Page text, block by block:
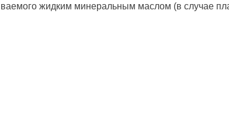
жидким минеральным маслом (в случае